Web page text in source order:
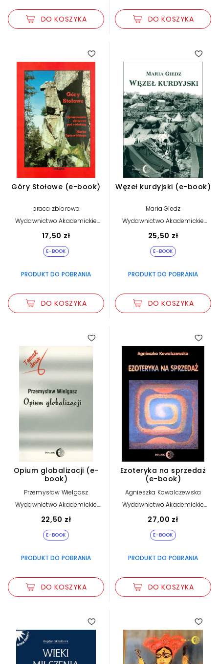
DO KOSZYKA DO KOSZYKA
Góry Stołowe (e-book)
praca zbiorowa
Wydawnictwo Akademickie
17,50 zł
E-BOOK
PRODUKT DO POBRANIA
DO KOSZYKA
Węzeł kurdyjski (e-book)
Maria Giedz
Wydawnictwo Akademickie
25,50 zł
E-BOOK
PRODUKT DO POBRANIA
DO KOSZYKA
Opium globalizacji (e-
book)
Przemysław Wielgosz
Wydawnictwo Akademickie
22,50 zł
E-BOOK
PRODUKT DO POBRANIA
DO KOSZYKA
Ezoteryka na sprzedaż
(e-book)
Agnieszka Kowalczewska
Wydawnictwo Akademickie
27,00 zł
E-BOOK
PRODUKT DO POBRANIA
DO KOSZYKA